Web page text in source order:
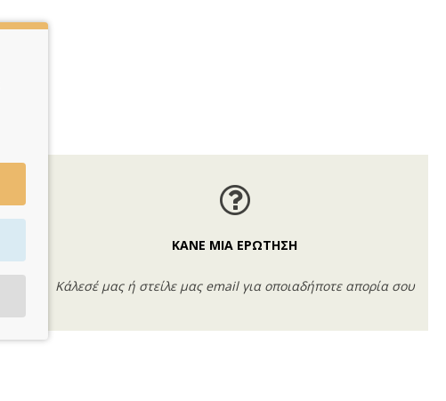
ΚΑΝΕ ΜΙΑ ΕΡΩΤΗΣΗ
Κάλεσέ μας ή στείλε μας email για οποιαδήποτε απορία σου